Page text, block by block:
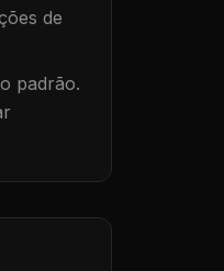
de
padrão.